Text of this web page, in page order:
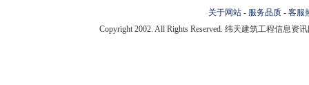
关于网站 - 服务品质 - 客服
Copyright 2002. All Rights Reserved. 纬天建筑工程信息资